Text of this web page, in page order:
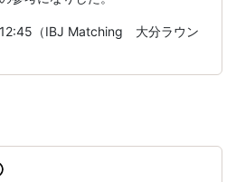
（IBJ Matching 大分ラウン